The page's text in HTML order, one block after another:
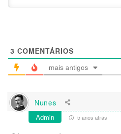
3 COMENTÁRIOS
mais antigos
Nunes
Admin 5 anos atrás